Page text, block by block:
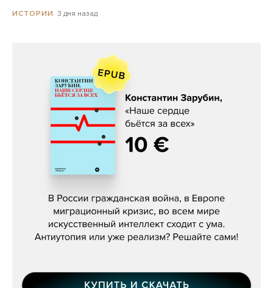
ИСТОРИИ 3 дня назад
Константин Зарубин, «Наше сердце